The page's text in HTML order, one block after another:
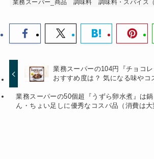
業務スーパー_商品
調味料 調味料・スパイス
業務スーパーの104円『チョコ
おすすめ度は？ 気になる味やコ
業務スーパーの50個超『うずら卵水煮』は
ん・ちょい足しに優秀なコスパ品（消費は大